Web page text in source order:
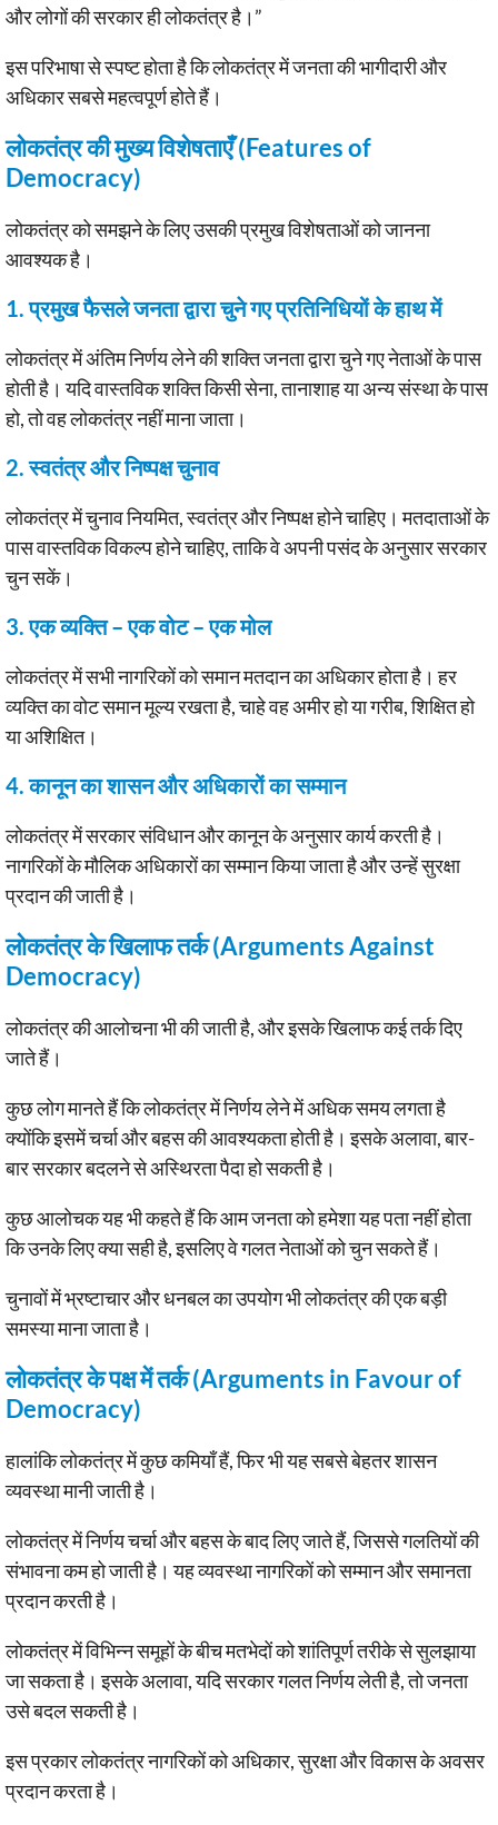
और लोगों की सरकार ही लोकतंत्र है।”
इस परिभाषा से स्पष्ट होता है कि लोकतंत्र में जनता की भागीदारी और
अधिकार सबसे महत्वपूर्ण होते हैं।
लोकतंत्र की मुख्य विशेषताएँ (Features of
Democracy)
लोकतंत्र को समझने के लिए उसकी प्रमुख विशेषताओं को जानना
आवश्यक है।
1. प्रमुख फैसले जनता द्वारा चुने गए प्रतिनिधियों के हाथ में
लोकतंत्र में अंतिम निर्णय लेने की शक्ति जनता द्वारा चुने गए नेताओं के पास
होती है। यदि वास्तविक शक्ति किसी सेना, तानाशाह या अन्य संस्था के पास
हो, तो वह लोकतंत्र नहीं माना जाता।
2. स्वतंत्र और निष्पक्ष चुनाव
लोकतंत्र में चुनाव नियमित, स्वतंत्र और निष्पक्ष होने चाहिए। मतदाताओं के
पास वास्तविक विकल्प होने चाहिए, ताकि वे अपनी पसंद के अनुसार सरकार
चुन सकें।
3. एक व्यक्ति – एक वोट – एक मोल
लोकतंत्र में सभी नागरिकों को समान मतदान का अधिकार होता है। हर
व्यक्ति का वोट समान मूल्य रखता है, चाहे वह अमीर हो या गरीब, शिक्षित हो
या अशिक्षित।
4. कानून का शासन और अधिकारों का सम्मान
लोकतंत्र में सरकार संविधान और कानून के अनुसार कार्य करती है।
नागरिकों के मौलिक अधिकारों का सम्मान किया जाता है और उन्हें सुरक्षा
प्रदान की जाती है।
लोकतंत्र के खिलाफ तर्क (Arguments Against
Democracy)
लोकतंत्र की आलोचना भी की जाती है, और इसके खिलाफ कई तर्क दिए
जाते हैं।
कुछ लोग मानते हैं कि लोकतंत्र में निर्णय लेने में अधिक समय लगता है
क्योंकि इसमें चर्चा और बहस की आवश्यकता होती है। इसके अलावा, बार-
बार सरकार बदलने से अस्थिरता पैदा हो सकती है।
कुछ आलोचक यह भी कहते हैं कि आम जनता को हमेशा यह पता नहीं होता
कि उनके लिए क्या सही है, इसलिए वे गलत नेताओं को चुन सकते हैं।
चुनावों में भ्रष्टाचार और धनबल का उपयोग भी लोकतंत्र की एक बड़ी
समस्या माना जाता है।
लोकतंत्र के पक्ष में तर्क (Arguments in Favour of
Democracy)
हालांकि लोकतंत्र में कुछ कमियाँ हैं, फिर भी यह सबसे बेहतर शासन
व्यवस्था मानी जाती है।
लोकतंत्र में निर्णय चर्चा और बहस के बाद लिए जाते हैं, जिससे गलतियों की
संभावना कम हो जाती है। यह व्यवस्था नागरिकों को सम्मान और समानता
प्रदान करती है।
लोकतंत्र में विभिन्न समूहों के बीच मतभेदों को शांतिपूर्ण तरीके से सुलझाया
जा सकता है। इसके अलावा, यदि सरकार गलत निर्णय लेती है, तो जनता
उसे बदल सकती है।
इस प्रकार लोकतंत्र नागरिकों को अधिकार, सुरक्षा और विकास के अवसर
प्रदान करता है।